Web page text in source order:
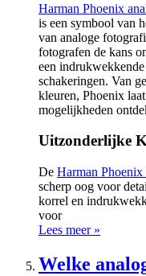
Harman Phoenix
is een symbool van
van analoge
fotografen de kans
een
schakeringen. Van
kleuren, Phoenix
mogelijkheden
Uitzonderlijke
De Harman
scherp oog voor
korrel en
voor
Lees meer »
Welke